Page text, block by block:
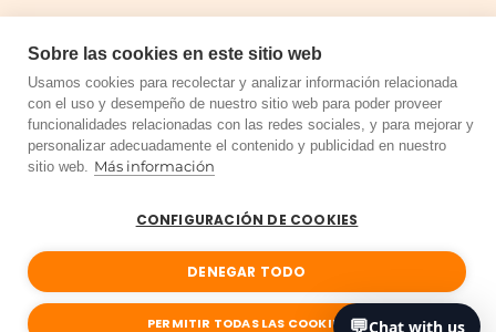
Todos los derechos reservados.
Aviso legal Política de privacidad
Español
💬Chat with us
Sobre las cookies en este sitio web
Usamos cookies para recolectar y analizar información relacionada
con el uso y desempeño de nuestro sitio web para poder proveer
funcionalidades relacionadas con las redes sociales, y para mejorar y
personalizar adecuadamente el contenido y publicidad en nuestro
sitio web. Más información
CONFIGURACIÓN DE COOKIES
DENEGAR TODO
PERMITIR TODAS LAS COOKIES